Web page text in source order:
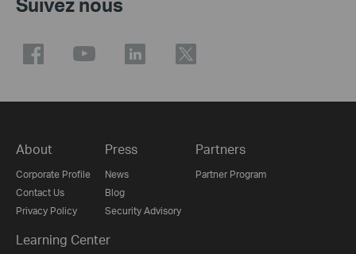
About
Corporate Profile
Contact Us
Privacy Policy
Press
News
Blog
Security Advisory
Partners
Partner Program
Learning Center